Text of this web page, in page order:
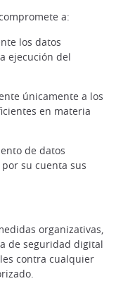
a:
los datos
ejecución del
únicamente a los
en materia
de datos
su cuenta sus
organizativas,
de seguridad digital
contra cualquier